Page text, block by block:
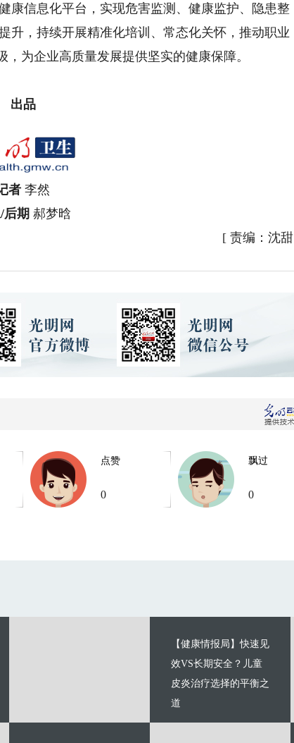
康信息化平台，实现危害监测、健康监护、隐患整
升，持续开展精准化培训、常态化关怀，推动职业
为企业高质量发展提供坚实的健康保障。
出品
者李然
后期 郝梦晗
[ 责编：沈甜
点赞
0
飘过
0
【健康情报局】快速见
效VS长期安全？儿童
皮炎治疗选择的平衡之
道